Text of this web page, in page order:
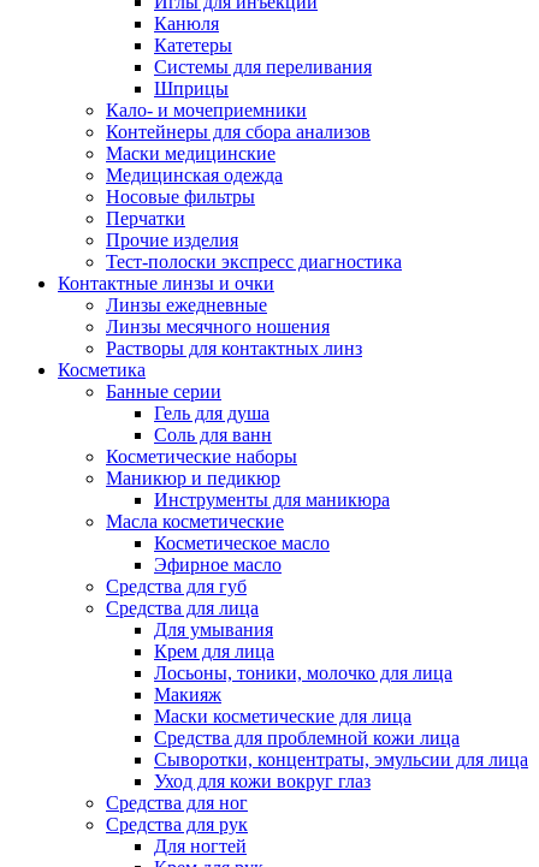
Канюля
Катетеры
Системы для переливания
Шприцы
Кало- и мочеприемники
Контейнеры для сбора анализов
Маски медицинские
Медицинская одежда
Носовые фильтры
Перчатки
Прочие изделия
Тест-полоски экспресс диагностика
Контактные линзы и очки
Линзы ежедневные
Линзы месячного ношения
Растворы для контактных линз
Косметика
Банные серии
Гель для душа
Соль для ванн
Косметические наборы
Маникюр и педикюр
Инструменты для маникюра
Масла косметические
Косметическое масло
Эфирное масло
Средства для губ
Средства для лица
Для умывания
Крем для лица
Лосьоны, тоники, молочко для лица
Макияж
Маски косметические для лица
Средства для проблемной кожи лица
Сыворотки, концентраты, эмульсии для лица
Уход для кожи вокруг глаз
Средства для ног
Средства для рук
Для ногтей